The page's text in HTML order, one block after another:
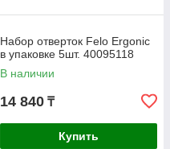
Набор отверток Felo Ergonic
в упаковке 5шт. 40095118
В наличии
14 840 ₸
Купить